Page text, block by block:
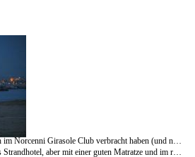
Nachdem wir den Vormittag noch im Norcenni Girasole Club verbracht haben (und natürlich im Grillrestaurant zu Mittag gegessen), sind wir über Landstraßen und die "blauen Autobahnen" nach Rimini gefahren. Meine ursprünglich geplante Route über Urbino habe ich geknickt, weil wir inzwischen wissen, wie sehr die Gurkerei über die Landstraße aufhält (eine richtige Autobahn für die West-Ost-Verbindung gibt es an dieser Stelle nicht und irgendwo unterwegs ist es auch ziemlich bergig). Also wählten wir die relativ unspektakuläre Strecke über Arezzo mit kurzem Stopp und Rundgang in Sansepolcro. Die "blauen Autobahnen" sind staatliche und mautfreie Schnellstraßen und spätestens seit der Fahrt von Sansepolcro nach Cesena wissen wir auch, warum die kostenfrei sind. Der Zustand der Straße ist wirklich grottenschlecht. Teilweise war die rechte Spur komplett gesperrt, zuerst hielten wir das für eine Baustelle, aber da wurde überhaupt nicht gearbeitet, die war einfach nur gesperrt, weil sie nicht mehr befahrbar war. Da die Strecke durch Tunnels und über viele Brücken führte, war das Ganze schon ein bisschen abenteuerlich.
In Rimini hatten wir ein einfaches Strandhotel, aber mit einer guten Matratze und im relativ krabbeltiersicheren 2.Stock war das jetzt purer Luxus für mich. Vor Einbruch der Dunkelheit haben wir noch einen Strandspaziergang gemacht.